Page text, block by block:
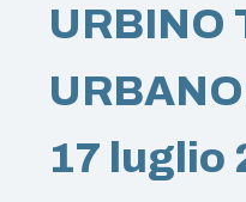
URBINO
17 luglio